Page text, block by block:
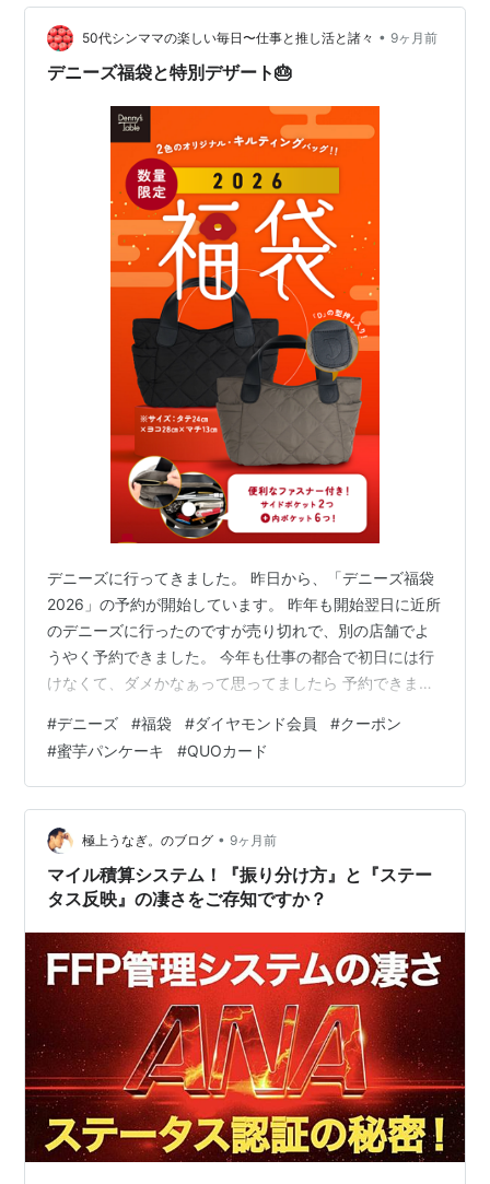
（木）00:00～23:59 1日限定の開催なので、忘れずにチ
ェックしておきたい日ですね。 キャンペーンページはこ
ちらht…
50代シンママの楽しい毎日〜仕事と推し活と諸々 • 9ヶ月前
デニーズ福袋と特別デザート🎂
デニーズに行ってきました。 昨日から、「デニーズ福袋
2026」の予約が開始しています。 昨年も開始翌日に近所
のデニーズに行ったのですが売り切れで、別の店舗でよ
うやく予約できました。 今年も仕事の都合で初日には行
けなくて、ダメかなぁって思ってましたら 予約できまし
手の良さそうなキルティングバッグとレトルト食品、お
食事券、ドリンクバー無料券が付いたとってもおトクな
福袋。 今年は5千円と7千円のがあるのですが、 最近息子
があまり外食に付き合ってくれないので、 5千円のにし
よう。 バッグは、ブラックとチャコールグレーから選べ
るのですが、どうしよう…
#デニーズ #福袋 #ダイヤモンド会員 #クーポン
#蜜芋パンケーキ #QUOカード
極上うなぎ。のブログ • 9ヶ月前
マイル積算システム！『振り分け方』と『ステー
タス反映』の凄さをご存知ですか？